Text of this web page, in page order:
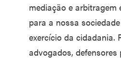
mediação e arbitragem
para a nossa
exercício da cidadania.
advogados, defensores